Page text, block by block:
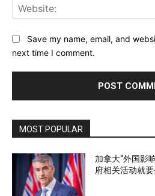
Save my name, email, and
next time I comment.
MOST POPULAR
加拿大“外国影
府相关活动就